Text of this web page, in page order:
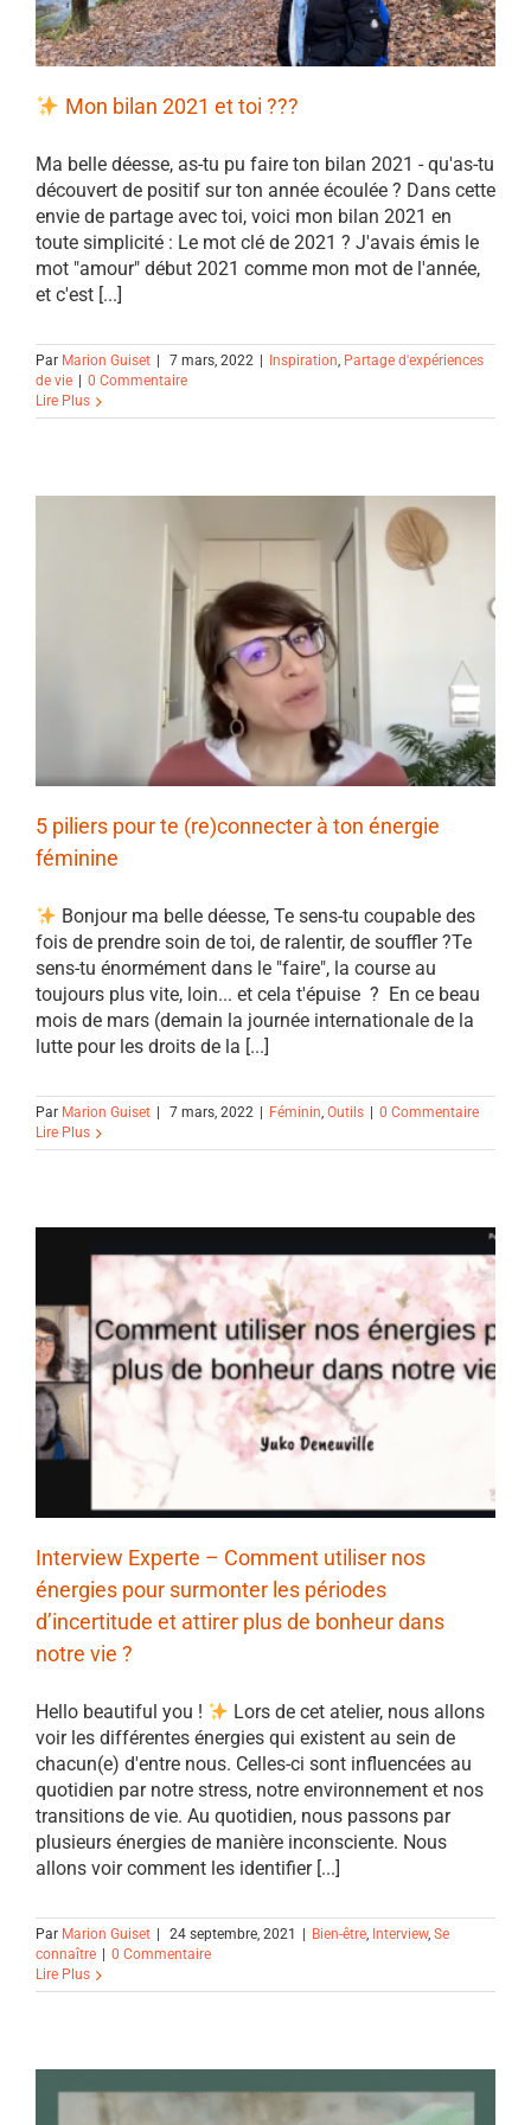
Mon bilan 2021 et toi ???
Ma belle déesse, as-tu pu faire ton bilan 2021 - qu'as-tu
découvert de positif sur ton année écoulée ? Dans cette
envie de partage avec toi, voici mon bilan 2021 en
toute simplicité : Le mot clé de 2021 ? J'avais émis le
mot "amour" début 2021 comme mon mot de l'année,
et c'est [...]
Par Marion Guiset 7 mars, 2022 Inspiration, Partage d'expériences
de vie
0 Commentaire
Lire Plus
5 piliers pour te (re)connecter à ton énergie
féminine
Bonjour ma belle déesse, Te sens-tu coupable des
fois de prendre soin de toi, de ralentir, de souffler ?Te
sens-tu énormément dans le "faire", la course au
toujours plus vite, loin... et cela t'épuise ? En ce beau
mois de mars (demain la journée internationale de la
lutte pour les droits de la [...]
Par Marion Guiset 7 mars, 2022 Féminin, Outils
0 Commentaire
Lire Plus
Interview Experte – Comment utiliser nos
énergies pour surmonter les périodes
d’incertitude et attirer plus de bonheur dans
notre vie ?
Hello beautiful you !
Lors de cet atelier, nous allons
voir les différentes énergies qui existent au sein de
chacun(e) d'entre nous. Celles-ci sont influencées au
quotidien par notre stress, notre environnement et nos
transitions de vie. Au quotidien, nous passons par
plusieurs énergies de manière inconsciente. Nous
allons voir comment les identifier [...]
Par Marion Guiset 24 septembre, 2021 Bien-être, Interview, Se
connaître
0 Commentaire
Lire Plus